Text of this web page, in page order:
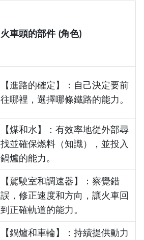
火車頭的部件 (角色)
【進路的確定】：自己決定要前
往哪裡，選擇哪條鐵路的能力。
【煤和水】：有效率地從外部尋
找並確保燃料（知識），並投入
鍋爐的能力。
【駕駛室和調速器】：察覺錯
誤，修正速度和方向，讓火車回
到正確軌道的能力。
【鍋爐和車輪】：持續提供動力